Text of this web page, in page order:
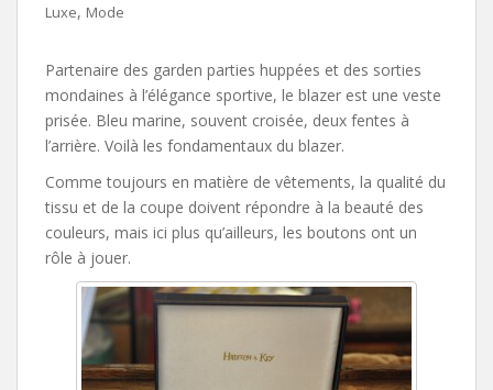
Luxe, Mode
Partenaire des garden parties huppées et des sorties
mondaines à l’élégance sportive, le blazer est une veste
prisée. Bleu marine, souvent croisée, deux fentes à
l’arrière. Voilà les fondamentaux du blazer.
Comme toujours en matière de vêtements, la qualité du
tissu et de la coupe doivent répondre à la beauté des
couleurs, mais ici plus qu’ailleurs, les boutons ont un
rôle à jouer.